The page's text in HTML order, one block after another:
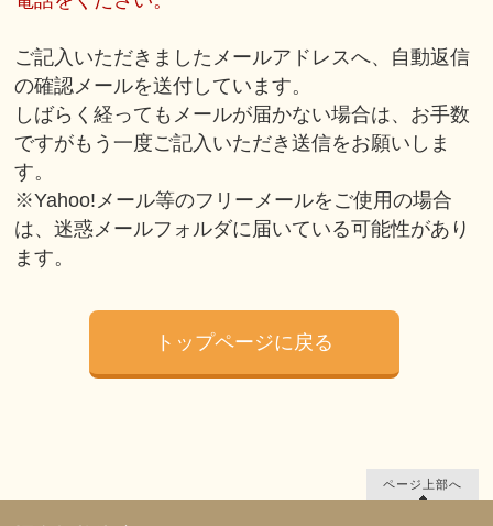
ご記入いただきましたメールアドレスへ、自動返信
の確認メールを送付しています。
しばらく経ってもメールが届かない場合は、お手数
ですがもう一度ご記入いただき送信をお願いしま
す。
※Yahoo!メール等のフリーメールをご使用の場合
は、迷惑メールフォルダに届いている可能性があり
ます。
トップページに戻る
ページ上部へ